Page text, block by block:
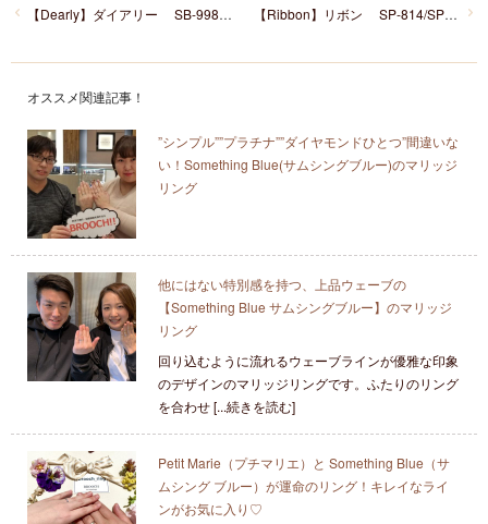
【Ribbon】リボン SP-814/SP-815
【Dearly】ダイアリー SB-998/SB-999
オススメ関連記事！
”シンプル””プラチナ””ダイヤモンドひとつ”間違いな
い！Something Blue(サムシングブルー)のマリッジ
リング
他にはない特別感を持つ、上品ウェーブの
【Something Blue サムシングブルー】のマリッジ
リング
回り込むように流れるウェーブラインが優雅な印象
のデザインのマリッジリングです。ふたりのリング
を合わせ [...続きを読む]
Petit Marie（プチマリエ）と Something Blue（サ
ムシング ブルー）が運命のリング！キレイなライ
ンがお気に入り♡